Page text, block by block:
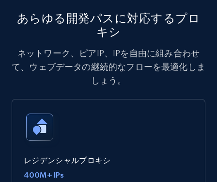
あらゆる開発パスに対応するプロ
キシ
ネットワーク、ピアIP、IPを自由に組み合わせ
て、ウェブデータの継続的なフローを最適化しま
しょう。
レジデンシャルプロキシ
400M+ IPs